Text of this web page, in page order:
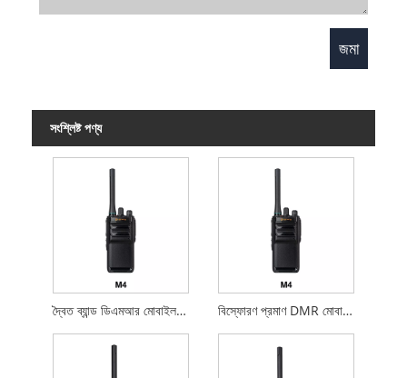
সংশ্লিষ্ট পণ্য
দ্বৈত ব্যান্ড ডিএমআর মোবাইল রেডিও বিস্ফোরণ প্রমাণ DMR মোবাইল রেডিও